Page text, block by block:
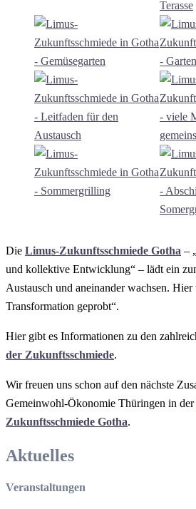
Die Limus-Zukunftsschmiede Gotha –
und kollektive Entwicklung“ – lädt ein
Austausch und aneinander wachsen.
Transformation geprobt“.
Hier gibt es Informationen zu den
der Zukunftsschmiede.
Wir freuen uns schon auf den nächste
Gemeinwohl-Ökonomie Thüringen in der
Zukunftsschmiede Gotha.
Aktuelles
Veranstaltungen